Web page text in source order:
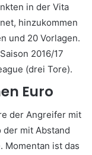
in der Vita
hinzukommen
und 20 Vorlagen.
2016/17
(drei Tore).
Euro
der Angreifer mit
der mit Abstand
Momentan ist das